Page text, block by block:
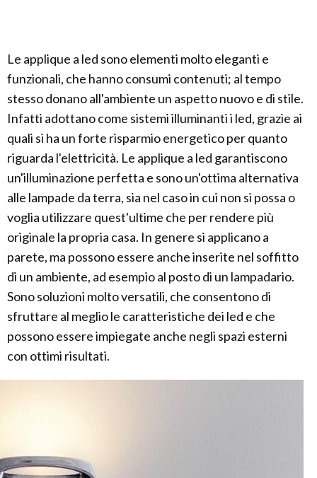
Le applique a led sono elementi molto eleganti e
funzionali, che hanno consumi contenuti; al tempo
stesso donano all'ambiente un aspetto nuovo e di stile.
Infatti adottano come sistemi illuminanti i led, grazie ai
quali si ha un forte risparmio energetico per quanto
riguarda l'elettricità. Le applique a led garantiscono
un'illuminazione perfetta e sono un'ottima alternativa
alle lampade da terra, sia nel caso in cui non si possa o
voglia utilizzare quest'ultime che per rendere più
originale la propria casa. In genere si applicano a
parete, ma possono essere anche inserite nel soffitto
di un ambiente, ad esempio al posto di un lampadario.
Sono soluzioni molto versatili, che consentono di
sfruttare al meglio le caratteristiche dei led e che
possono essere impiegate anche negli spazi esterni
con ottimi risultati.